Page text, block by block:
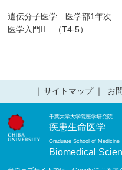
遺伝分子医学 医学部1年次
医学入門II （T4-5）
サイトマップ お
千葉大学大学院医学研究院
疾患生命医学
Graduate School of Medicine
Biomedical